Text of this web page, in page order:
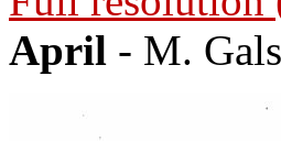
April - M.